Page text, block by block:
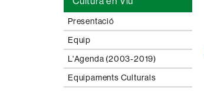
Presentació
Equip
L'Agenda (2003-2019)
Equipaments Culturals